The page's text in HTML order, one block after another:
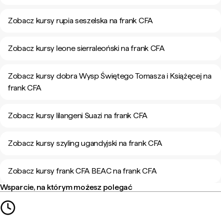
Zobacz kursy rupia seszelska na frank CFA
Zobacz kursy leone sierraleoński na frank CFA
Zobacz kursy dobra Wysp Świętego Tomasza i Książęcej na
frank CFA
Zobacz kursy lilangeni Suazi na frank CFA
Zobacz kursy szyling ugandyjski na frank CFA
Zobacz kursy frank CFA BEAC na frank CFA
Wsparcie, na którym możesz polegać